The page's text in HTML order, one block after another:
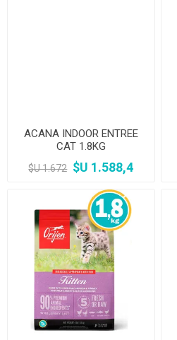
ACANA INDOOR ENTREE
CAT 1.8KG
$U 1.672 $U 1.588,4